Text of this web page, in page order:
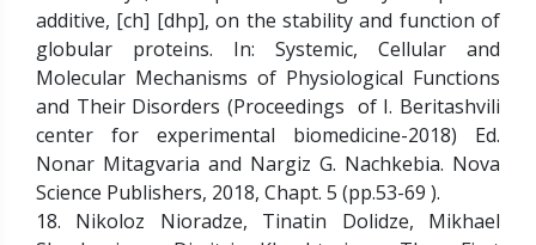
additive, [ch] [dhp], on the stability and function of
globular proteins. In: Systemic, Cellular and
Molecular Mechanisms of Physiological Functions
and Their Disorders (Proceedings of I. Beritashvili
center for experimental biomedicine-2018) Ed.
Nonar Mitagvaria and Nargiz G. Nachkebia. Nova
Science Publishers, 2018, Chapt. 5 (pp.53-69 ).
18. Nikoloz Nioradze, Tinatin Dolidze, Mikhael